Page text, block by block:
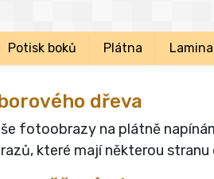
Potisk boků Plátna
dřeva
fotoobrazy na plátně
které mají některou